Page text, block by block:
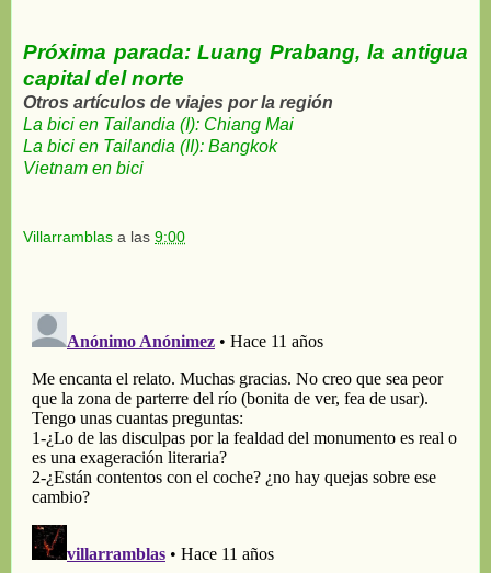
Próxima parada: Luang Prabang, la antigua
capital del norte
Otros artículos de viajes por la región
La bici en Tailandia (I): Chiang Mai
La bici en Tailandia (II): Bangkok
Vietnam en bici
Villarramblas a las 9:00